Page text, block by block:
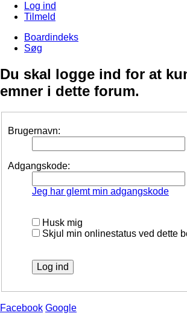
Log ind
Tilmeld
Boardindeks
Søg
Du skal logge ind for at
emner i dette forum.
Brugernavn:
Adgangskode:
Jeg har glemt min adgangskode
Husk mig
Skjul min onlinestatus ved dette
Facebook Google